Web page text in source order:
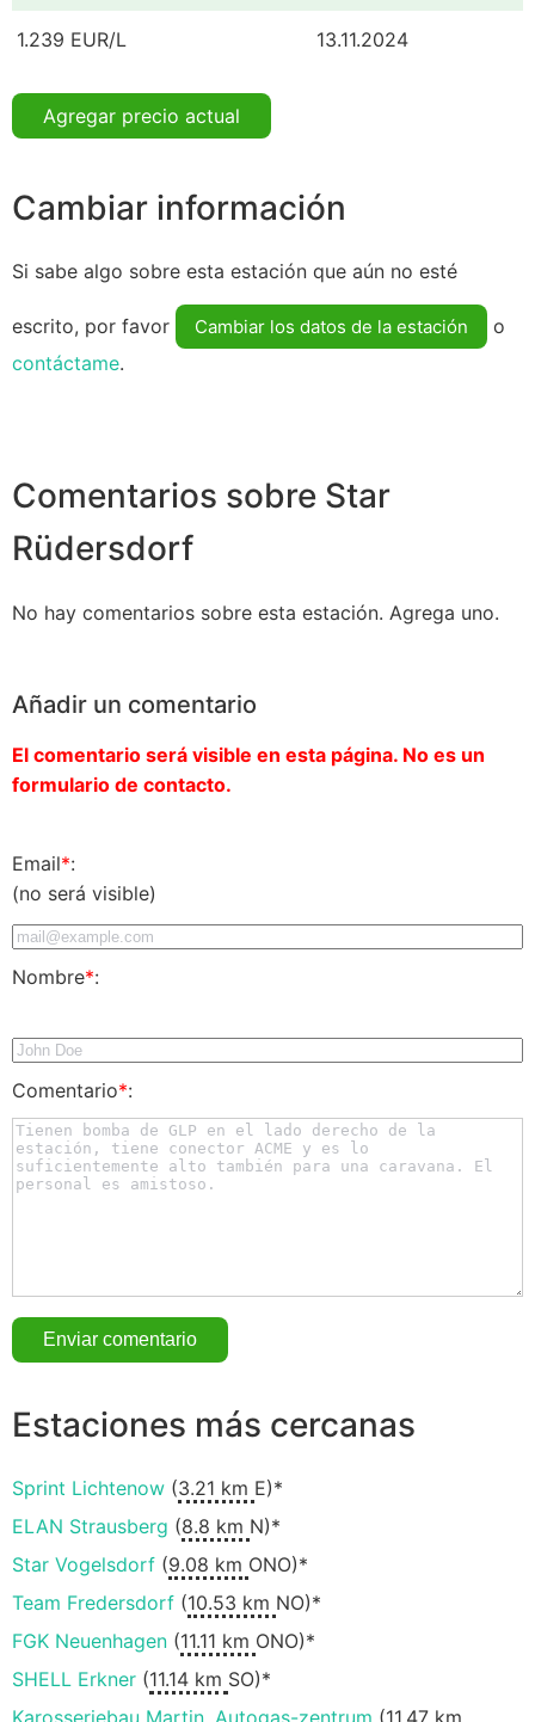
1.239 EUR/L 13.11.2024
Agregar precio actual
Cambiar información
Si sabe algo sobre esta estación que aún no esté
escrito, por favor Cambiar los datos de la estación
o
contáctame.
Comentarios sobre Star
Rüdersdorf
No hay comentarios sobre esta estación. Agrega uno.
Añadir un comentario
El comentario será visible en esta página. No es un
formulario de contacto.
Email*:
(no será visible)
Nombre*:
Comentario*:
Estaciones más cercanas
Sprint Lichtenow (3.21 km E)*
ELAN Strausberg (8.8 km N)*
Star Vogelsdorf (9.08 km ONO)*
Team Fredersdorf (10.53 km NO)*
FGK Neuenhagen (11.11 km ONO)*
SHELL Erkner (11.14 km SO)*